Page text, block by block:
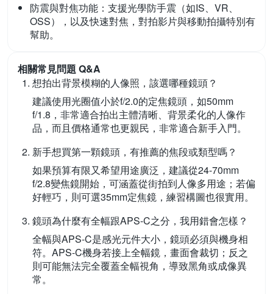
防震與對焦功能： 支援光學防手震（如IS、VR、
OSS），以及快速對焦，對拍影片與移動拍攝特別有
幫助。
相關常見問題 Q&A
想拍出背景模糊的人像照，該選哪種鏡頭？
建議使用光圈值小於f/2.0的定焦鏡頭，如50mm
f/1.8，非常適合拍出主體清晰、背景柔化的人像作
品，而且價格通常也更親民，非常適合新手入門。
新手想買第一顆鏡頭，有推薦的焦段或類型嗎？
如果預算有限又希望用途廣泛，建議從24-70mm
f/2.8變焦鏡開始，可涵蓋從街拍到人像多用途；若偏
好輕巧，則可選35mm定焦鏡，練習構圖也很實用。
鏡頭為什麼有全幅跟APS-C之分，我用錯會怎樣？
全幅與APS-C是感光元件大小，鏡頭必須與機身相
符。APS-C機身若接上全幅鏡，畫面會裁切；反之
則可能無法完全覆蓋全幅視角，導致黑角或成像異
常。